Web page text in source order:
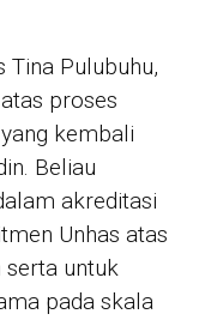
Tina Pulubuhu,
proses
kembali
Beliau
akreditasi
Unhas atas
serta untuk
pada skala